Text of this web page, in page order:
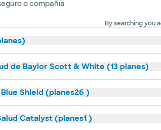
o compañía
By searching you
de Baylor Scott & White (13 planes)
Shield (planes26 )
Catalyst (planes1 )